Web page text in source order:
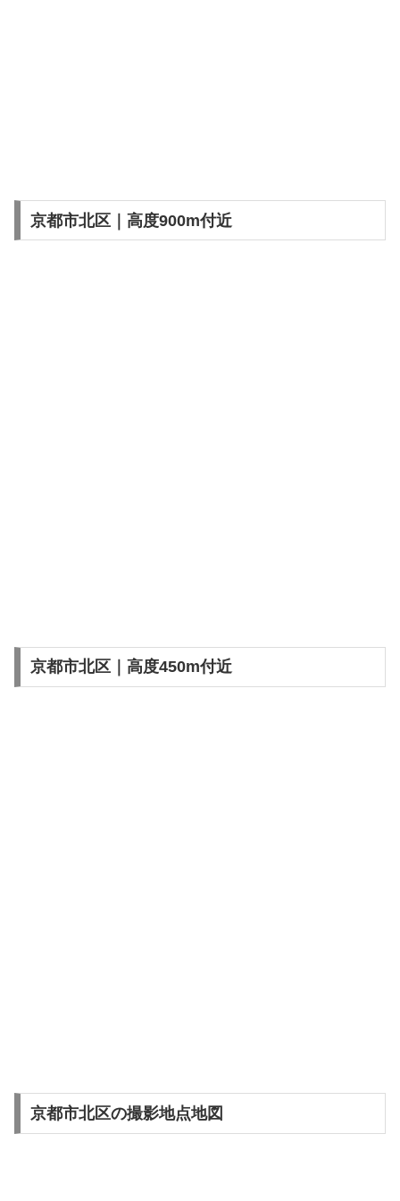
京都市北区｜高度900m付近
京都市北区｜高度450m付近
京都市北区の撮影地点地図